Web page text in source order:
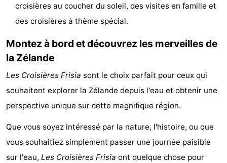
jeux
jeux
intérieures
bien-
être
Villages
&
villes
Nature
Sports
Piscines
-
Surfen
-
Peche
-
croisières au coucher du soleil, des visites en famille et
des croisières à thème spécial.
Montez à bord et découvrez les merveilles de
la Zélande
Les Croisières Frisia sont le choix parfait pour ceux qui
souhaitent explorer la Zélande depuis l'eau et obtenir une
perspective unique sur cette magnifique région.
Que vous soyez intéressé par la nature, l'histoire, ou que
vous souhaitiez simplement passer une journée paisible
sur l'eau, Les Croisières Frisia ont quelque chose pour